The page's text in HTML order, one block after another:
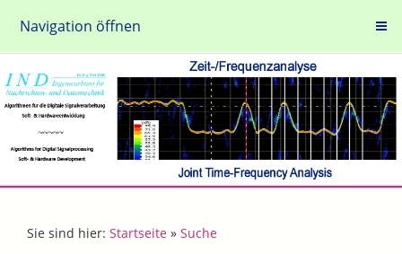
Navigation öffnen
Sie sind hier: Startseite » Suche